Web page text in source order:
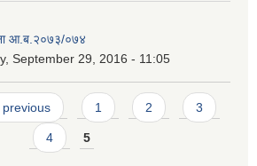
आ.ब.२०७३/०७४
September 29, 2016 - 11:05
previous 1 2 3
4 5